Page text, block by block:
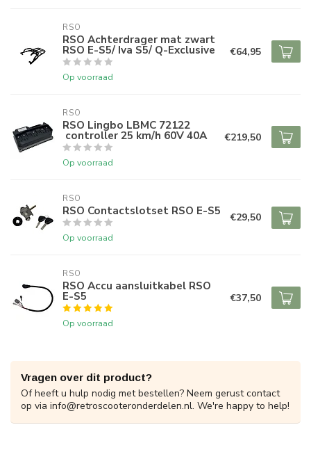
RSO
RSO Achterdrager mat zwart
RSO E-S5/ Iva S5/ Q-Exclusive
Op voorraad
€64,95
RSO
RSO Lingbo LBMC 72122
controller 25 km/h 60V 40A
Op voorraad
€219,50
RSO
RSO Contactslotset RSO E-S5
Op voorraad
€29,50
RSO
RSO Accu aansluitkabel RSO
E-S5
Op voorraad
€37,50
Vragen over dit product?
Of heeft u hulp nodig met bestellen? Neem gerust contact
op via info@retroscooteronderdelen.nl. We're happy to help!